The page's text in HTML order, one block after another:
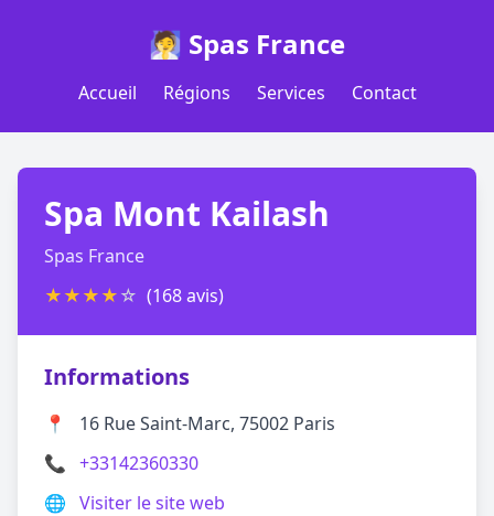
🧖 Spas France
Accueil Régions Services Contact
Spa Mont Kailash
Spas France
★★★★☆ (168 avis)
Informations
📍
16 Rue Saint-Marc, 75002 Paris
📞 +33142360330
🌐 Visiter le site web